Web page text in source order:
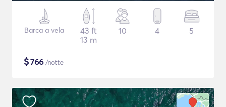
Barca a vela
43 ft
13 m
10 4 5
$766 /notte